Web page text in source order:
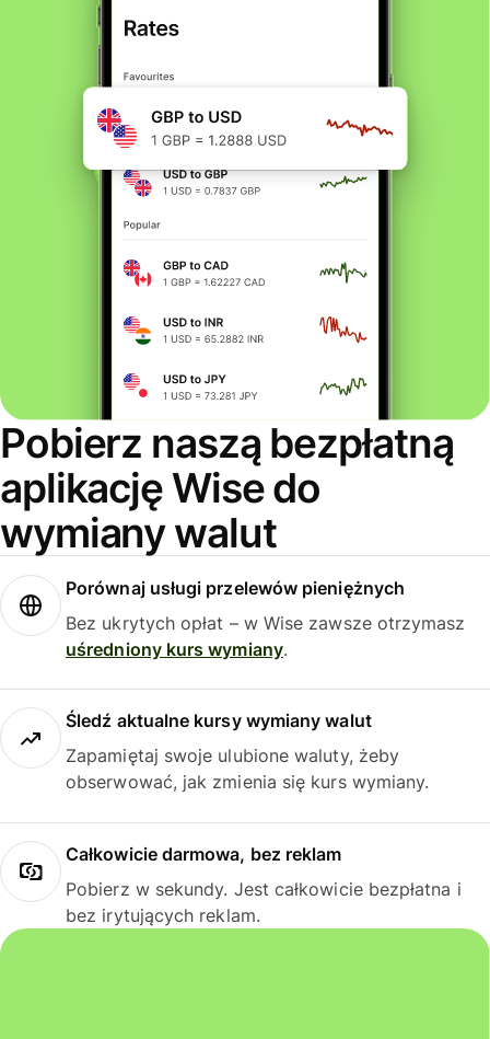
Pobierz naszą bezpłatną
aplikację Wise do
wymiany walut
Porównaj usługi przelewów pieniężnych
Bez ukrytych opłat – w Wise zawsze otrzymasz
uśredniony kurs wymiany.
Śledź aktualne kursy wymiany walut
Zapamiętaj swoje ulubione waluty, żeby
obserwować, jak zmienia się kurs wymiany.
Całkowicie darmowa, bez reklam
Pobierz w sekundy. Jest całkowicie bezpłatna i
bez irytujących reklam.